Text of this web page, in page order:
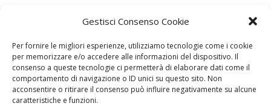
Gestisci Consenso Cookie
Per fornire le migliori esperienze, utilizziamo tecnologie come i cookie
per memorizzare e/o accedere alle informazioni del dispositivo. Il
consenso a queste tecnologie ci permetterà di elaborare dati come il
comportamento di navigazione o ID unici su questo sito. Non
acconsentire o ritirare il consenso può influire negativamente su alcune
caratteristiche e funzioni.
rinnovabile che agiscono collettivamente, fiscalità ed
ramatogelsuGruppo di autoconsumatori di energia
rinnovabile che agiscono collettivamente, fiscalità ed
incentivi: una breve analisi